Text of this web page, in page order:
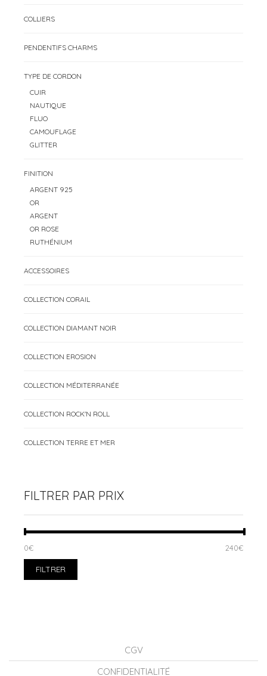
COLLIERS
PENDENTIFS CHARMS
TYPE DE CORDON
CUIR
NAUTIQUE
FLUO
CAMOUFLAGE
GLITTER
FINITION
ARGENT 925
OR
ARGENT
OR ROSE
RUTHÉNIUM
ACCESSOIRES
COLLECTION CORAIL
COLLECTION DIAMANT NOIR
COLLECTION EROSION
COLLECTION MÉDITERRANÉE
COLLECTION ROCK'N ROLL
COLLECTION TERRE ET MER
FILTRER PAR PRIX
PRIX
MIN
PRIX
MAX
FILTRER
0€ 240€
CGV
CONFIDENTIALITÉ